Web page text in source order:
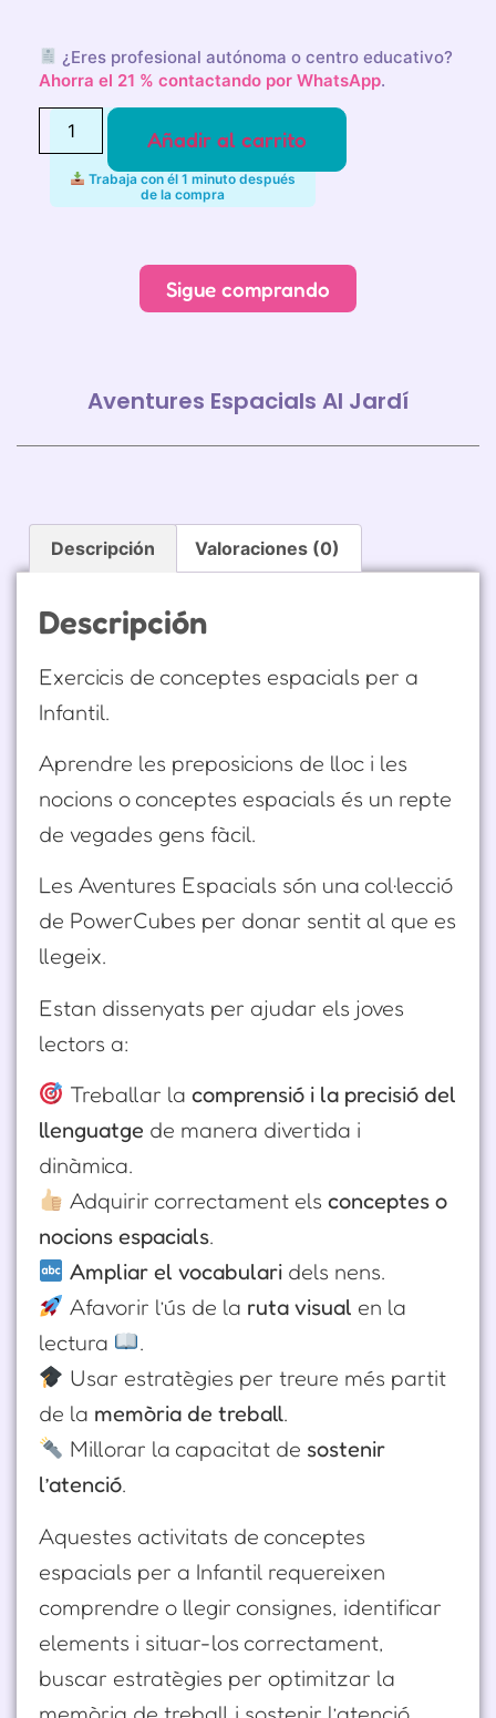
¿Eres profesional autónoma o centro educativo?
Ahorra el 21 % contactando por WhatsApp.
Añadir al carrito
Trabaja con él 1 minuto después
de la compra
Sigue comprando
Aventures Espacials Al Jardí
Descripción Valoraciones (0)
Descripción
Exercicis de conceptes espacials per a
Infantil.
Aprendre les preposicions de lloc i les
nocions o conceptes espacials és un repte
de vegades gens fàcil.
Les Aventures Espacials són una col·lecció
de PowerCubes per donar sentit al que es
llegeix.
Estan dissenyats per ajudar els joves
lectors a:
Treballar la comprensió i la precisió del
llenguatge de manera divertida i
dinàmica.
Adquirir correctament els conceptes o
nocions espacials.
Ampliar el vocabularidels nens.
Afavorir l’ús de la ruta visual en la
lectura
.
Usar estratègies per treure més partit
de la memòria de treball.
Millorar la capacitat de sostenir
l’atenció.
Aquestes activitats de conceptes
espacials per a Infantil requereixen
comprendre o llegir consignes, identificar
elements i situar-los correctament,
buscar estratègies per optimitzar la